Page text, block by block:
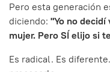
Pero esta generación
diciendo: "Yo no decidí
mujer. Pero SÍ elijo si
Es radical. Es